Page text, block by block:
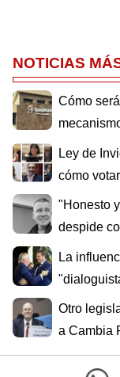
NOTICIAS
Cómo
Ley de
cómo
"Honesto
despide
La
Otro
a Cambia